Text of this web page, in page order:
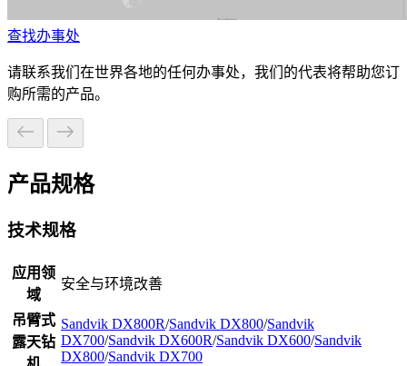
查找办事处
请联系我们在世界各地的任何办事处，我们的代表将帮助您订
购所需的产品。
产品规格
技术规格
应用领
域
安全与环境改善
吊臂式
露天钻
Sandvik DX800R/Sandvik DX800/Sandvik
DX700/Sandvik DX600R/Sandvik DX600/Sandvik
DX800/Sandvik DX700